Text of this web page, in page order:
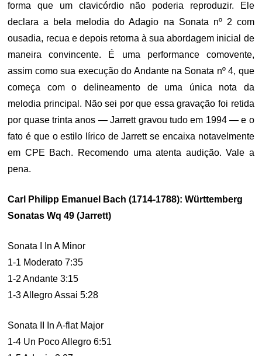
forma que um clavicórdio não poderia reproduzir. Ele
declara a bela melodia do Adagio na Sonata nº 2 com
ousadia, recua e depois retorna à sua abordagem inicial de
maneira convincente. É uma performance comovente,
assim como sua execução do Andante na Sonata nº 4, que
começa com o delineamento de uma única nota da
melodia principal. Não sei por que essa gravação foi retida
por quase trinta anos — Jarrett gravou tudo em 1994 — e o
fato é que o estilo lírico de Jarrett se encaixa notavelmente
em CPE Bach. Recomendo uma atenta audição. Vale a
pena.
Carl Philipp Emanuel Bach (1714-1788): Württemberg
Sonatas Wq 49 (Jarrett)
Sonata I In A Minor
1-1 Moderato 7:35
1-2 Andante 3:15
1-3 Allegro Assai 5:28
Sonata II In A-flat Major
1-4 Un Poco Allegro 6:51